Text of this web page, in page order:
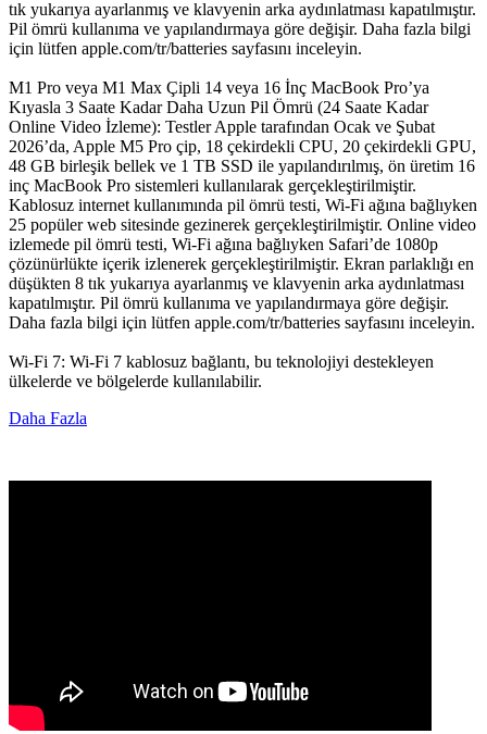
tık yukarıya ayarlanmış ve klavyenin arka aydınlatması kapatılmıştır.
Pil ömrü kullanıma ve yapılandırmaya göre değişir. Daha fazla bilgi
için lütfen apple.com/tr/batteries sayfasını inceleyin.
M1 Pro veya M1 Max Çipli 14 veya 16 İnç MacBook Pro’ya
Kıyasla 3 Saate Kadar Daha Uzun Pil Ömrü (24 Saate Kadar
Online Video İzleme): Testler Apple tarafından Ocak ve Şubat
2026’da, Apple M5 Pro çip, 18 çekirdekli CPU, 20 çekirdekli GPU,
48 GB birleşik bellek ve 1 TB SSD ile yapılandırılmış, ön üretim 16
inç MacBook Pro sistemleri kullanılarak gerçekleştirilmiştir.
Kablosuz internet kullanımında pil ömrü testi, Wi‑Fi ağına bağlıyken
25 popüler web sitesinde gezinerek gerçekleştirilmiştir. Online video
izlemede pil ömrü testi, Wi‑Fi ağına bağlıyken Safari’de 1080p
çözünürlükte içerik izlenerek gerçekleştirilmiştir. Ekran parlaklığı en
düşükten 8 tık yukarıya ayarlanmış ve klavyenin arka aydınlatması
kapatılmıştır. Pil ömrü kullanıma ve yapılandırmaya göre değişir.
Daha fazla bilgi için lütfen apple.com/tr/batteries sayfasını inceleyin.
Wi‑Fi 7: Wi‑Fi 7 kablosuz bağlantı, bu teknolojiyi destekleyen
ülkelerde ve bölgelerde kullanılabilir.
Daha Fazla